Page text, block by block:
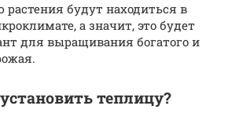
растения будут находиться в
а значит, это будет
для выращивания богатого и
теплицу?